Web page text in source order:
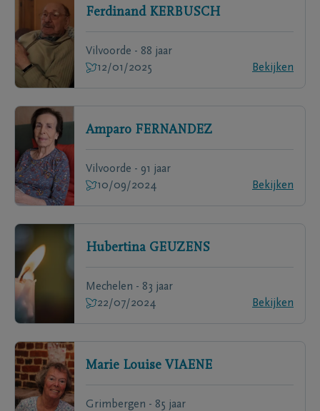
Ferdinand KERBUSCH
Vilvoorde - 88 jaar
12/01/2025
Bekijken
Amparo FERNANDEZ
Vilvoorde - 91 jaar
10/09/2024
Bekijken
Hubertina GEUZENS
Mechelen - 83 jaar
22/07/2024
Bekijken
Marie Louise VIAENE
Grimbergen - 85 jaar